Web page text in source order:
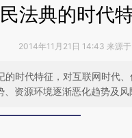
民法典的时代
2014年11月21日 14:43 来源于
的时代特征，对互联网时代
、资源环境逐渐恶化趋势及